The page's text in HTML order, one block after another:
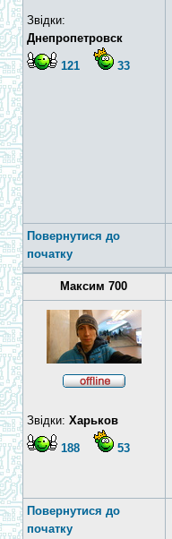
Звідки:
Днепропетровск
121 33
Повернутися до
початку
Максим 700
Звідки: Харьков
188 53
Повернутися до
початку